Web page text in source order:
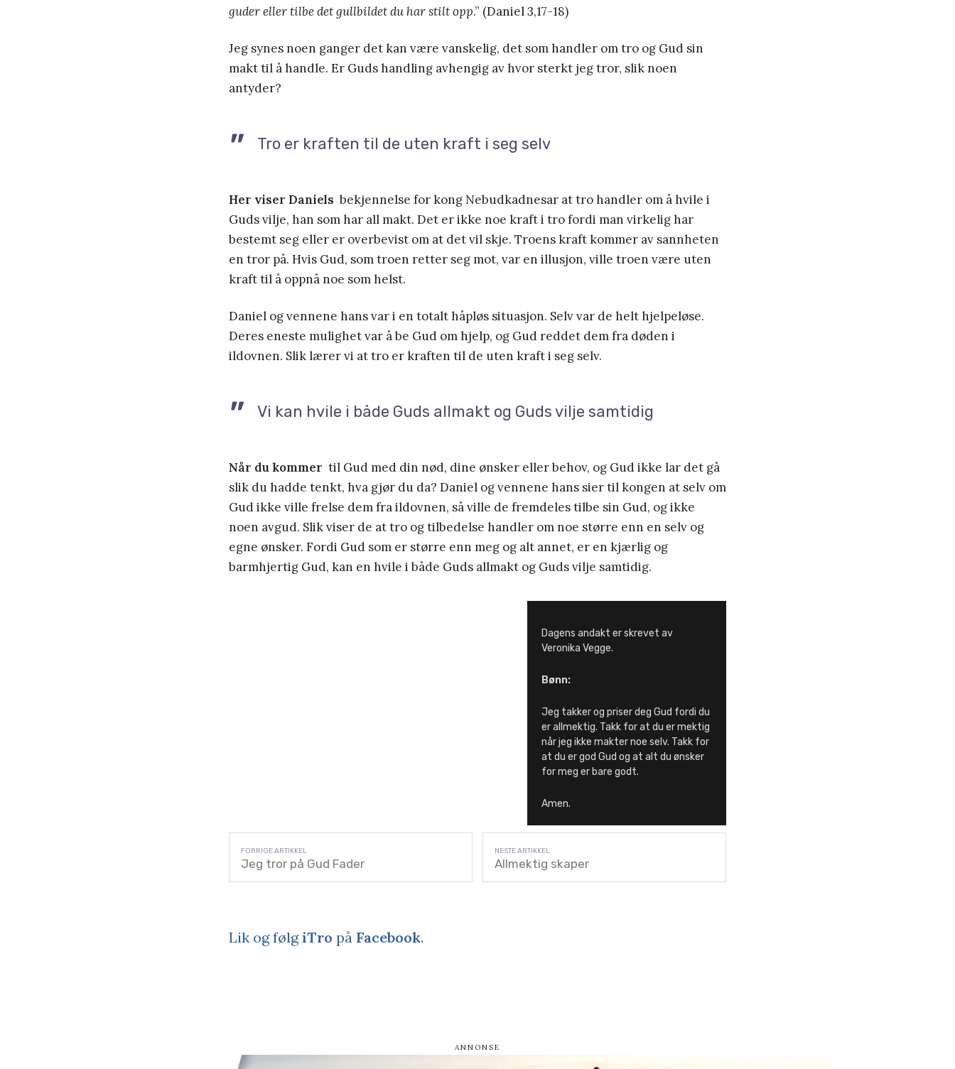
guder eller tilbe det gullbildet du har stilt opp.” (Daniel 3,17-18)
Jeg synes noen ganger det kan være vanskelig, det som handler om tro og Gud sin
makt til å handle. Er Guds handling avhengig av hvor sterkt jeg tror, slik noen
antyder?
Tro er kraften til de uten kraft i seg selv
Her viser Daniels bekjennelse for kong Nebudkadnesar at tro handler om å hvile i
Guds vilje, han som har all makt. Det er ikke noe kraft i tro fordi man virkelig har
bestemt seg eller er overbevist om at det vil skje. Troens kraft kommer av sannheten
en tror på. Hvis Gud, som troen retter seg mot, var en illusjon, ville troen være uten
kraft til å oppnå noe som helst.
Daniel og vennene hans var i en totalt håpløs situasjon. Selv var de helt hjelpeløse.
Deres eneste mulighet var å be Gud om hjelp, og Gud reddet dem fra døden i
ildovnen. Slik lærer vi at tro er kraften til de uten kraft i seg selv.
Vi kan hvile i både Guds allmakt og Guds vilje samtidig
Når du kommer til Gud med din nød, dine ønsker eller behov, og Gud ikke lar det gå
slik du hadde tenkt, hva gjør du da? Daniel og vennene hans sier til kongen at selv om
Gud ikke ville frelse dem fra ildovnen, så ville de fremdeles tilbe sin Gud, og ikke
noen avgud. Slik viser de at tro og tilbedelse handler om noe større enn en selv og
egne ønsker. Fordi Gud som er større enn meg og alt annet, er en kjærlig og
barmhjertig Gud, kan en hvile i både Guds allmakt og Guds vilje samtidig.
Dagens andakt er skrevet av
Veronika Vegge.
Bønn:
Jeg takker og priser deg Gud fordi du
er allmektig. Takk for at du er mektig
når jeg ikke makter noe selv. Takk for
at du er god Gud og at alt du ønsker
for meg er bare godt.
Amen.
Jeg tror på Gud Fader Allmektig skaper
Lik og følgiTro på Facebook.